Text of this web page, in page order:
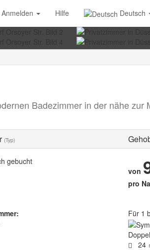
Anmelden Hilfe Deutsch
Badezimmer in der nähe zur
(Typ)
gebucht
von
pro
Für 1
24